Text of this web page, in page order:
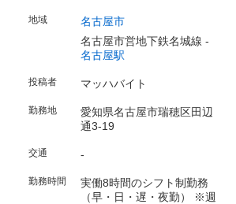
地域
名古屋市
名古屋市営地下鉄名城線 -
名古屋駅
投稿者 マッハバイト
勤務地
愛知県名古屋市瑞穂区田辺
通3-19
交通 -
勤務時間
実働8時間のシフト制勤務
（早・日・遅・夜勤） ※週